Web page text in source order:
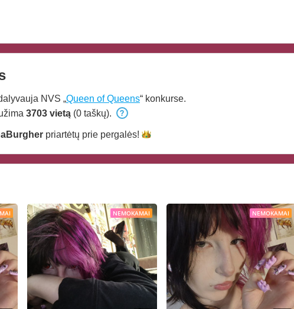
NVS „Queen of Queens“ konkurse.
3703 vietą (0 taškų).
priartėtų prie pergalės!
NEMOKAMAI NEMOKAMAI